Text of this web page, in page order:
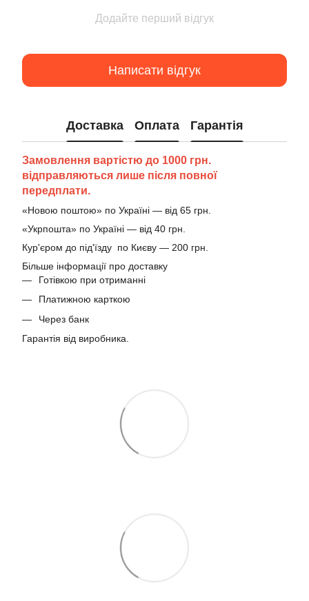
Додайте перший відгук
Написати відгук
Доставка Оплата Гарантія
Замовлення вартістю до 1000 грн.
відправляються лише після повної
передплати.
«Новою поштою» по Україні — від 65 грн.
«Укрпошта» по Україні — від 40 грн.
Кур'єром до під'їзду по Києву — 200 грн.
Більше інформації про доставку
Готівкою при отриманні
Платижною карткою
Через банк
Гарантія від виробника.